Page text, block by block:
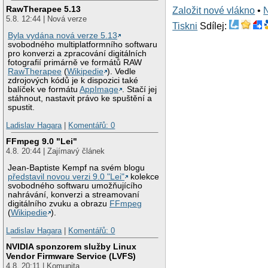
RawTherapee 5.13
5.8. 12:44 | Nová verze
Byla vydána nová verze 5.13
svobodného multiplatformního softwaru
pro konverzi a zpracování digitálních
fotografií primárně ve formátů RAW
RawTherapee (Wikipedie ). Vedle
zdrojových kódů je k dispozici také
balíček ve formátuAppImage . Stačí jej
stáhnout, nastavit právo ke spuštění a
spustit.
Ladislav Hagara| Komentářů: 0
FFmpeg 9.0 "Lei"
4.8. 20:44 | Zajímavý článek
Jean-Baptiste Kempf na svém blogu
představil novou verzi 9.0 "Lei"
kolekce
svobodného softwaru umožňujícího
nahrávání, konverzi a streamovaní
digitálního zvuku a obrazu FFmpeg
(Wikipedie ).
Ladislav Hagara| Komentářů: 0
NVIDIA sponzorem služby Linux
Vendor Firmware Service (LVFS)
4.8. 20:11 | Komunita
Založit nové vlákno •
Tiskni Sdílej: